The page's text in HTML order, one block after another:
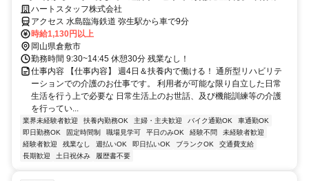
ハートスタッフ株式会社
アクセス 水島臨海鉄道 弥生駅から車で9分
時給1,130円以上
岡山県倉敷市
勤務時間 9:30~14:45 休憩30分 残業なし！
仕事内容 【仕事内容】 週4日＆扶養内で働ける！ 通所型リハビリテ
ーションでの介護のお仕事です。 利用者が可能な限り自立した日常
生活を行う上で必要な 日常生活上のお世話、及び機能訓練等の介護
を行ってい...
業界未経験者歓迎 扶養内勤務OK 主婦・主夫歓迎 バイク通勤OK
車通勤OK
即日勤務OK
固定時間制 職場見学可 平日のみOK 経験不問
未経験者歓迎
経験者歓迎
残業なし 週払いOK 即日払いOK ブランクOK
交通費支給
長期歓迎
土日祝休み 履歴書不要